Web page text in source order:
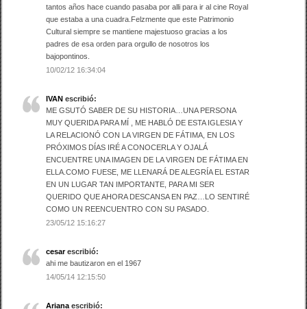
tantos años hace cuando pasaba por alli para ir al cine Royal
que estaba a una cuadra.Felzmente que este Patrimonio
Cultural siempre se mantiene majestuoso gracias a los
padres de esa orden para orgullo de nosotros los
bajopontinos.
10/02/12 16:34:04
IVAN escribió:
ME GSUTÓ SABER DE SU HISTORIA…UNA PERSONA
MUY QUERIDA PARA MÍ , ME HABLÓ DE ESTA IGLESIA Y
LA RELACIONÓ CON LA VIRGEN DE FÁTIMA, EN LOS
PRÓXIMOS DÍAS IRÉ A CONOCERLA Y OJALÁ
ENCUENTRE UNA IMAGEN DE LA VIRGEN DE FÁTIMA EN
ELLA.COMO FUESE, ME LLENARÁ DE ALEGRÍA EL ESTAR
EN UN LUGAR TAN IMPORTANTE, PARA MI SER
QUERIDO QUE AHORA DESCANSA EN PAZ…LO SENTIRÉ
COMO UN REENCUENTRO CON SU PASADO.
23/05/12 15:16:27
cesarescribió:
ahi me bautizaron en el 1967
14/05/14 12:15:50
Ariana escribió: